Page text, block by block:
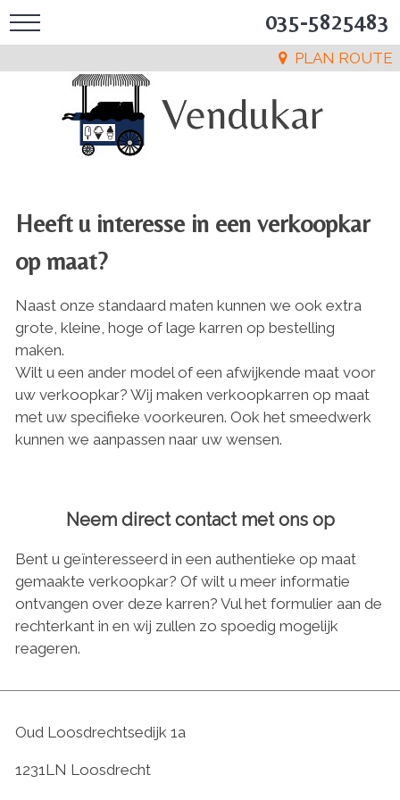
035-5825483
PLAN ROUTE
Heeft u interesse in een verkoopkar
op maat?
Naast onze standaard maten kunnen we ook extra
grote, kleine, hoge of lage karren op bestelling
maken.
Wilt u een ander model of een afwijkende maat voor
uw verkoopkar? Wij maken verkoopkarren op maat
met uw specifieke voorkeuren. Ook het smeedwerk
kunnen we aanpassen naar uw wensen.
Neem direct contact met ons op
Bent u geïnteresseerd in een authentieke op maat
gemaakte verkoopkar? Of wilt u meer informatie
ontvangen over deze karren? Vul het formulier aan de
rechterkant in en wij zullen zo spoedig mogelijk
reageren.
Oud Loosdrechtsedijk 1a
1231LN Loosdrecht